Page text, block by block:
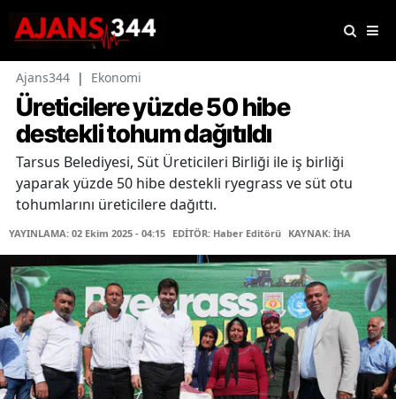
Ajans344 | Ekonomi
Üreticilere yüzde 50 hibe
destekli tohum dağıtıldı
Tarsus Belediyesi, Süt Üreticileri Birliği ile iş birliği
yaparak yüzde 50 hibe destekli ryegrass ve süt otu
tohumlarını üreticilere dağıttı.
YAYINLAMA: 02 Ekim 2025 - 04:15 EDİTÖR: Haber Editörü KAYNAK: İHA